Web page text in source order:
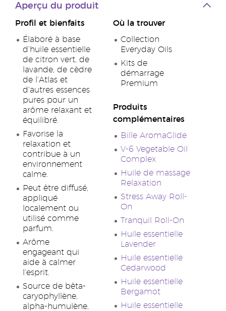
Aperçu du produit
Profil et bienfaits
Élaboré à base
d’huile essentielle
de citron vert, de
lavande, de cèdre
de l’Atlas et
d’autres essences
pures pour un
arôme relaxant et
équilibré.
Favorise la
relaxation et
contribue à un
environnement
calme.
Peut être diffusé,
appliqué
localement ou
utilisé comme
parfum.
Arôme
engageant qui
aide à calmer
l’esprit.
Source de bêta-
caryophyllène,
alpha-humulène,
Où la trouver
Collection
Everyday Oils
Kits de
démarrage
Premium
Produits
complémentaires
Bille AromaGlide
V-6 Vegetable Oil
Complex
Huile de massage
Relaxation
Stress Away Roll-
On
Tranquil Roll-On
Huile essentielle
Lavender
Huile essentielle
Cedarwood
Huile essentielle
Bergamot
Huile essentielle